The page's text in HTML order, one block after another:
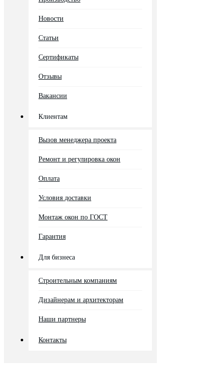
Новости
Статьи
Сертификаты
Отзывы
Вакансии
Клиентам
Вызов менеджера проекта
Ремонт и регулировка окон
Оплата
Условия доставки
Монтаж окон по ГОСТ
Гарантия
Для бизнеса
Строительным компаниям
Дизайнерам и архитекторам
Наши партнеры
Контакты